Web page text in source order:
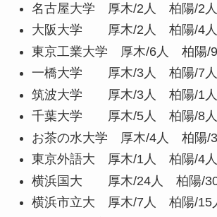
名古屋大学 厚木/2人 柏陽/2人
大阪大学 厚木/2人 柏陽/4人
東京工業大学 厚木/6人 柏陽/9
一橋大学 厚木/3人 柏陽/7人
筑波大学 厚木/3人 柏陽/1人
千葉大学 厚木/5人 柏陽/8人
お茶の水大学 厚木/4人 柏陽/3
東京外語大 厚木/1人 柏陽/4人
横浜国大 厚木/24人 柏陽/30
横浜市立大 厚木/7人 柏陽/15